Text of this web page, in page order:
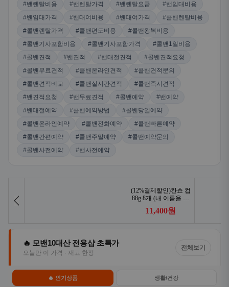
#밴렌탈비용
#밴렌탈가격 #밴렌탈요금
#밴임대비용
#밴임대가격
#밴대여비용 #밴대여가격
#콜밴렌탈비용
#콜밴렌탈가격
#콜밴편도비용
#콜밴왕복비용
#콜밴기사포함비용
#콜밴기사포함가격
#콜밴1일비용
#콜밴견적
#밴견적 #밴대절견적
#콜밴견적요청
#콜밴무료견적
#콜밴온라인견적
#콜밴견적문의
#콜밴견적비교
#콜밴실시간견적
#콜밴즉시견적
#밴견적요청
#밴무료견적 #콜밴예약
#밴예약
#밴대절예약
#콜밴예약방법
#콜밴당일예약
#콜밴온라인예약
#콜밴전화예약
#콜밴빠른예약
#콜밴간편예약
#콜밴주말예약
#콜밴예약문의
#콜밴사전예약
#밴사전예약
🔥 모밴10대산 전용샵 초특가
오늘만 이 가격 · 재고 한정
전체보기
🔥 인기상품 생활/건강